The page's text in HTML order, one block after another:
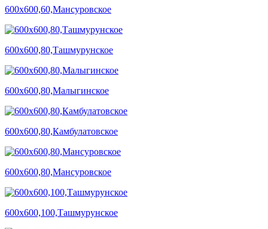
600х600,60,Мансуровское
600х600,80,Ташмурунское
600х600,80,Малыгинское
600х600,80,Камбулатовское
600х600,80,Мансуровское
600х600,100,Ташмурунское